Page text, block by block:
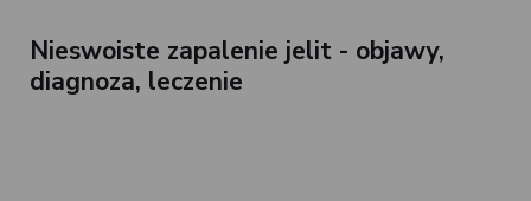
Nieswoiste zapalenie jelit - objawy,
diagnoza, leczenie